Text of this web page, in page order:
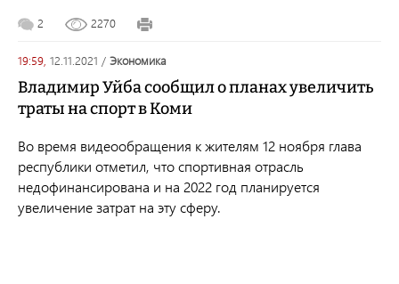
2 2270
19:59, 12.11.2021 / экономика
Владимир Уйба сообщил о планах увеличить
траты на спорт в Коми
Во время видеообращения к жителям 12 ноября глава
республики отметил, что спортивная отрасль
недофинансирована и на 2022 год планируется
увеличение затрат на эту сферу.